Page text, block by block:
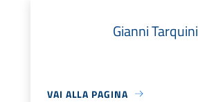
Gianni Tarquini
VAI ALLA PAGINA